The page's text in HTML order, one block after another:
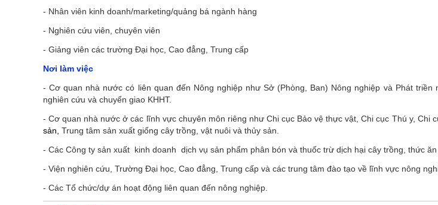
- Nhân viên kinh doanh/marketing/quảng bá ngành hàng
- Nghiên cứu viên, chuyên viên
- Giảng viên các trường Đại học, Cao đẳng, Trung cấp
Nơi làm việc
- Cơ quan nhà nước có liên quan đến Nông nghiệp như Sở (Phòng, Ban) Nông nghiệp và Phát
nghiên cứu và chuyển giao KHHT.
- Cơ quan nhà nước ở các lĩnh vực chuyên môn riêng như Chi cục Bảo vệ thực vật, Chi cục Thú y, Chi
sản, Trung tâm sản xuất giống cây trồng, vật nuôi và thủy sản.
- Các Công ty sản xuất kinh doanh dịch vụ sản phẩm phân bón và thuốc trừ dịch hại cây trồng, thức
- Viện nghiên cứu, Trường Đại học, Cao đẳng, Trung cấp và các trung tâm đào tạo về lĩnh vực nông
- Các Tổ chức/dự án hoạt động liên quan đến nông nghiệp.